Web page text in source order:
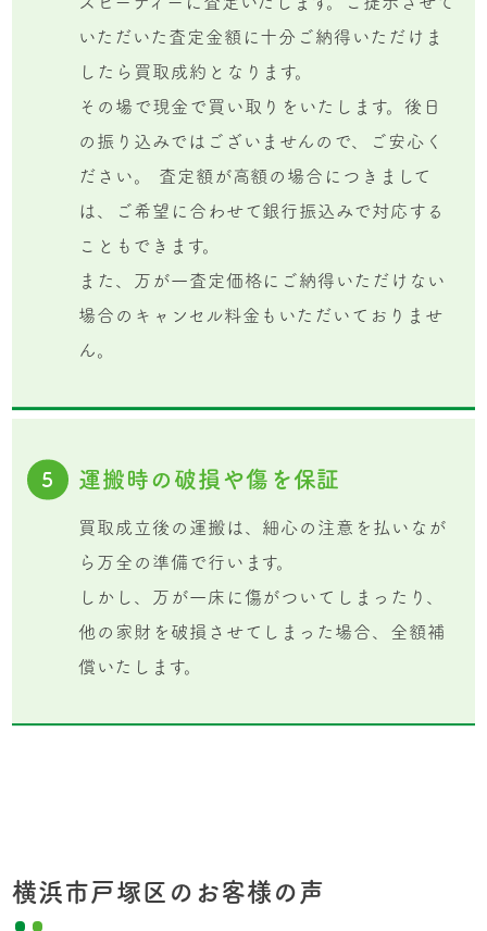
横浜市戸塚区のお客様の声
いただいた査定金額に十分ご納得いただけま
したら買取成約となります。
その場で現金で買い取りをいたします。後日
の振り込みではございませんので、ご安心く
ださい。 査定額が高額の場合につきまして
は、ご希望に合わせて銀行振込みで対応する
こともできます。
また、万が一査定価格にご納得いただけない
場合のキャンセル料金もいただいておりませ
ん。
5 運搬時の破損や傷を保証
買取成立後の運搬は、細心の注意を払いなが
ら万全の準備で行います。
しかし、万が一床に傷がついてしまったり、
他の家財を破損させてしまった場合、全額補
償いたします。